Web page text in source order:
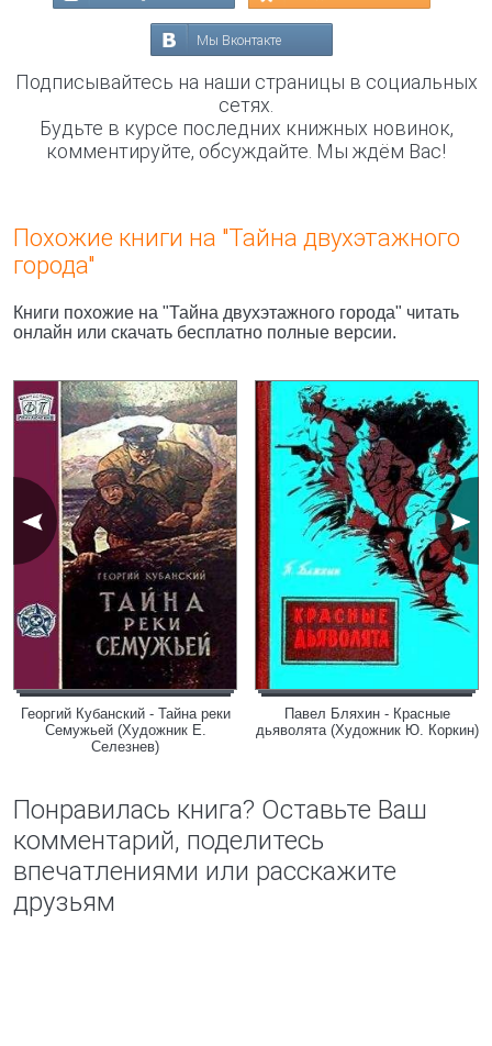
Мы Вконтакте
Подписывайтесь на наши страницы в социальных
сетях.
Будьте в курсе последних книжных новинок,
комментируйте, обсуждайте. Мы ждём Вас!
Похожие книги на "Тайна двухэтажного
города"
Книги похожие на "Тайна двухэтажного города" читать
онлайн или скачать бесплатно полные версии.
Георгий Кубанский - Тайна реки
Семужьей (Художник Е.
Селезнев)
Павел Бляхин - Красные
дьяволята (Художник Ю. Коркин)
Понравилась книга? Оставьте Ваш
комментарий, поделитесь
впечатлениями или расскажите
друзьям